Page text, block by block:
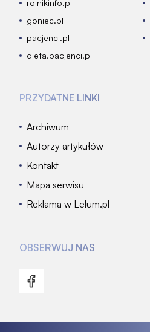
rolnikinfo.pl
goniec.pl
pacjenci.pl
dieta.pacjenci.pl
PRZYDATNE LINKI
Archiwum
Autorzy artykułów
Kontakt
Mapa serwisu
Reklama w Lelum.pl
OBSERWUJ NAS